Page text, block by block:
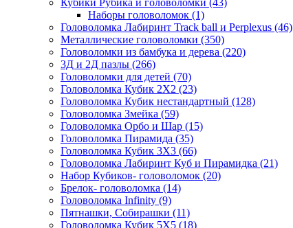
Кубики Рубика и головоломки (43)
Наборы головоломок (1)
Головоломка Лабиринт Track ball и Perplexus (46)
Металлические головоломки (350)
Головоломки из бамбука и дерева (220)
3Д и 2Д пазлы (266)
Головоломки для детей (70)
Головоломка Кубик 2Х2 (23)
Головоломка Кубик нестандартный (128)
Головоломка Змейка (59)
Головоломка Орбо и Шар (15)
Головоломка Пирамида (35)
Головоломка Кубик 3Х3 (66)
Головоломка Лабиринт Куб и Пирамидка (21)
Набор Кубиков- головоломок (20)
Брелок- головоломка (14)
Головоломка Infinity (9)
Пятнашки, Собирашки (11)
Головоломка Кубик 5Х5 (18)